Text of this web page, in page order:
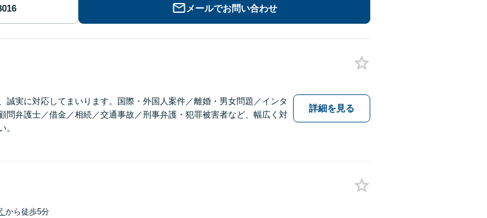
メールでお問い合わせ
誠実に対応してまいります。国際・外国人案件／離婚・男女問題／インタ
問弁護士／借金／相続／交通事故／刑事弁護・犯罪被害者など、幅広く対
。
詳細を見る
から徒歩5分